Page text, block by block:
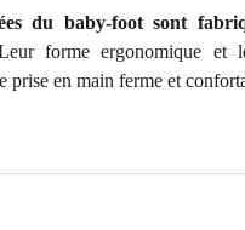
du baby-foot sont
forme ergonomique et
prise en main ferme et